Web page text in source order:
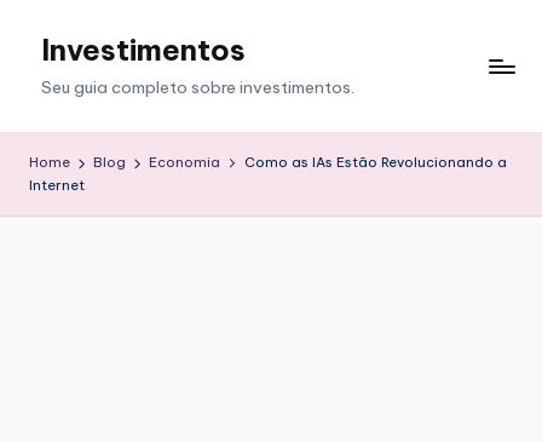
Investimentos
Seu guia completo sobre investimentos.
Home Blog Economia
Como as IAs Estão Revolucionando a
Internet